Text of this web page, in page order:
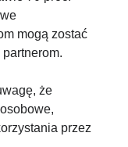
mogą zostać
że
przez